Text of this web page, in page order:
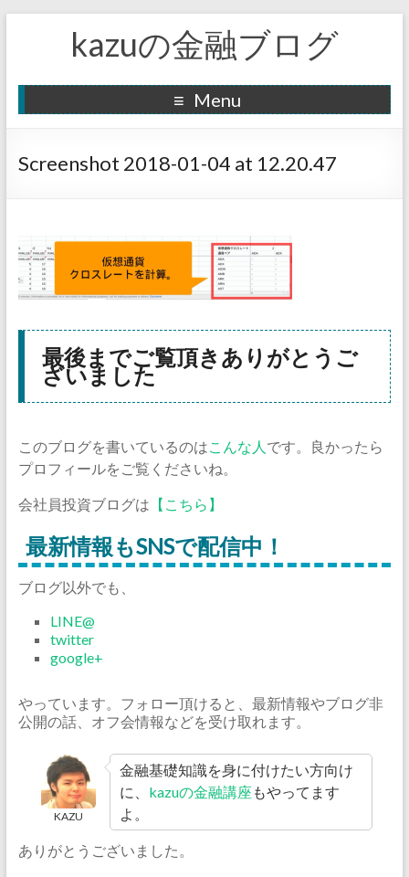
kazuの金融ブログ
Menu
Screenshot 2018-01-04 at 12.20.47
最後までご覧頂きありがとうご
ざいました
このブログを書いているのはこんな人 です。良かったら
プロフィールをご覧くださいね。
会社員投資ブログは 【こちら】
最新情報もSNSで配信中！
ブログ以外でも、
LINE@
twitter
google+
やっています。フォロー頂けると、最新情報やブログ非
公開の話、オフ会情報などを受け取れます。
KAZU
金融基礎知識を身に付けたい方向け
に、 kazuの金融講座 もやってます
よ。
ありがとうございました。